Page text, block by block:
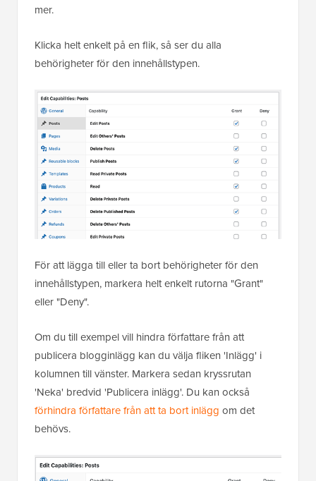
mer.
Klicka helt enkelt på en flik, så ser du alla
behörigheter för den innehållstypen.
För att lägga till eller ta bort behörigheter för den
innehållstypen, markera helt enkelt rutorna "Grant"
eller "Deny".
Om du till exempel vill hindra författare från att
publicera blogginlägg kan du välja fliken 'Inlägg' i
kolumnen till vänster. Markera sedan kryssrutan
'Neka' bredvid 'Publicera inlägg'. Du kan också
förhindra författare från att ta bort inlägg om det
behövs.